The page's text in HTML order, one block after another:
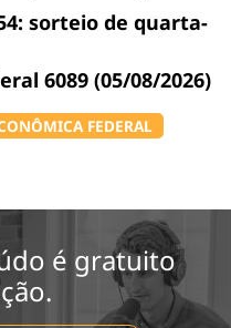
sorteio de quarta-
6089 (05/08/2026)
FEDERAL
é gratuito